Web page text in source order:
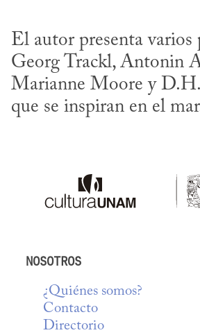
El autor presenta varios
Georg Trackl, Antonin
Marianne Moore y
que se inspiran en el
NOSOTROS
¿Quiénes somos?
Contacto
Directorio